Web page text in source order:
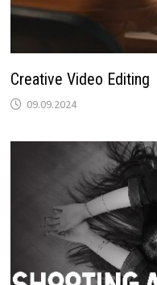
Creative Video Editing
09.09.2024